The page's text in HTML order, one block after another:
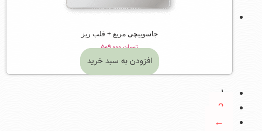
جاسوییچی مربع + قلب ریز
تومان۵۰۹,۰۰۰
افزودن به سبد خرید
1
2
←